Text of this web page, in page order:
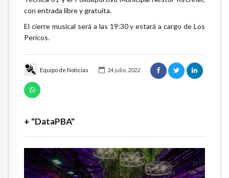
Equipo de Noticias 24 julio, 2022
+ "DataPBA"
con entrada libre y gratuita.
El cierre musical será a las 19:30 y estará a cargo de Los
Pericos.